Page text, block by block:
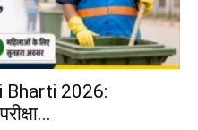
Bharti 2026: